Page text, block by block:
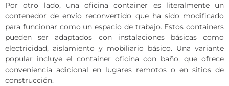
Por otro lado, una oficina container es literalmente un
contenedor de envío reconvertido que ha sido modificado
para funcionar como un espacio de trabajo. Estos containers
pueden ser adaptados con instalaciones básicas como
electricidad, aislamiento y mobiliario básico. Una variante
popular incluye el container oficina con baño, que ofrece
conveniencia adicional en lugares remotos o en sitios de
construcción.